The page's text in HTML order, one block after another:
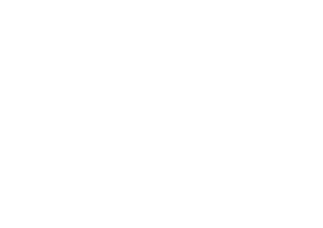
jag göra när min MP rotator inte täcker
trycket bestämmer MP Rotators täckningsradie. Kontrollera det
vattentrycket vid sprinklerhuvudet om du inte får önskad täckning. För att
30 psi (2,07 bar/206,84 kPa) vid MP Rotator-munstycket för alternativ med
Pro Spray PRS30 (PROS-PRS30). För att upprätthålla 40 psi (2,76
vid MP Rotator-munstycket och för optimal prestanda och räckvidd,
PRS40 (PROS-PRS40).
jag bågen på min Hunter-rotor?